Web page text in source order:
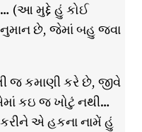
(આ મુદ્દે હું કોઈ
છે, જેમાં બહુ જવા
કમાણી કરે છે, જીવે
કઇ જ ખોટું નથી…
એ હકના નામેં હું